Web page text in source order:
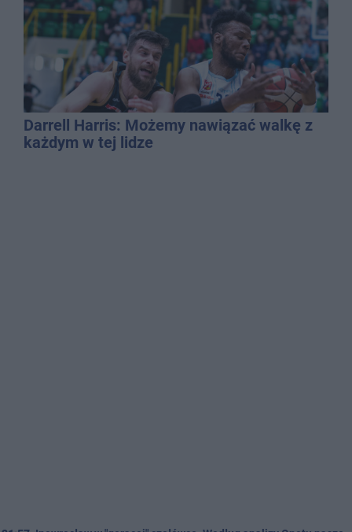
Darrell Harris: Możemy nawiązać walkę z
każdym w tej lidze